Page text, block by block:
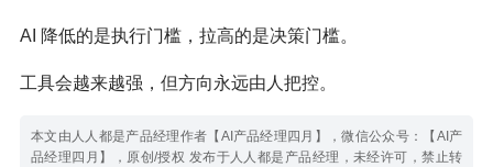
AI 降低的是执行门槛，拉高的是决策门槛。
工具会越来越强，但方向永远由人把控。
本文由人人都是产品经理作者【AI产品经理四月】，微信公众号：【AI产
品经理四月】，原创/授权 发布于人人都是产品经理，未经许可，禁止转